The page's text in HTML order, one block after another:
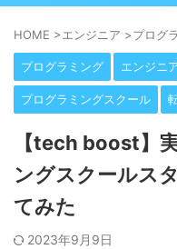
HOME >エンジニア >プログ
プログラミング エンジニ
プログラミングスクール
【tech boost】
ングスクールス
てみた
2023年9月9日